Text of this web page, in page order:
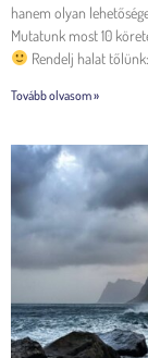
hanem olyan
Mutatunk most 10
Rendelj halat tőlünk:
Tovább olvasom »